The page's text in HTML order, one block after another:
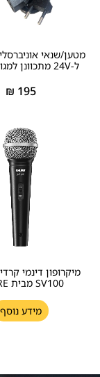
ל-24V מתכוונן למגוון מוצרים
195
₪
מיקרופון דינמי
SV100 מבית SHURE
מידע נוסף